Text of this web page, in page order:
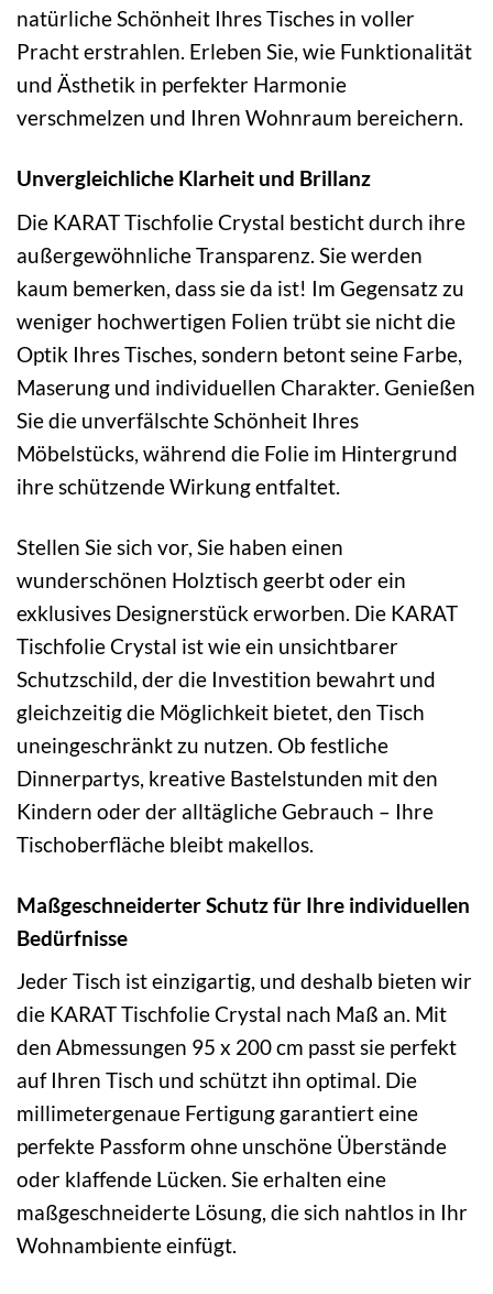
natürliche Schönheit Ihres Tisches in voller
Pracht erstrahlen. Erleben Sie, wie Funktionalität
und Ästhetik in perfekter Harmonie
verschmelzen und Ihren Wohnraum bereichern.
Unvergleichliche Klarheit und Brillanz
Die KARAT Tischfolie Crystal besticht durch ihre
außergewöhnliche Transparenz. Sie werden
kaum bemerken, dass sie da ist! Im Gegensatz zu
weniger hochwertigen Folien trübt sie nicht die
Optik Ihres Tisches, sondern betont seine Farbe,
Maserung und individuellen Charakter. Genießen
Sie die unverfälschte Schönheit Ihres
Möbelstücks, während die Folie im Hintergrund
ihre schützende Wirkung entfaltet.
Stellen Sie sich vor, Sie haben einen
wunderschönen Holztisch geerbt oder ein
exklusives Designerstück erworben. Die KARAT
Tischfolie Crystal ist wie ein unsichtbarer
Schutzschild, der die Investition bewahrt und
gleichzeitig die Möglichkeit bietet, den Tisch
uneingeschränkt zu nutzen. Ob festliche
Dinnerpartys, kreative Bastelstunden mit den
Kindern oder der alltägliche Gebrauch – Ihre
Tischoberfläche bleibt makellos.
Maßgeschneiderter Schutz für Ihre individuellen
Bedürfnisse
Jeder Tisch ist einzigartig, und deshalb bieten wir
die KARAT Tischfolie Crystal nach Maß an. Mit
den Abmessungen 95 x 200 cm passt sie perfekt
auf Ihren Tisch und schützt ihn optimal. Die
millimetergenaue Fertigung garantiert eine
perfekte Passform ohne unschöne Überstände
oder klaffende Lücken. Sie erhalten eine
maßgeschneiderte Lösung, die sich nahtlos in Ihr
Wohnambiente einfügt.